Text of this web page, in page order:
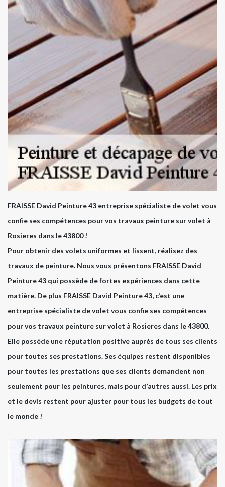
FRAISSE David Peinture 43 entreprise spécialiste de volet vous
confie ses compétences pour vos travaux peinture sur volet à
Rosieres dans le 43800 !
Pour obtenir des volets uniformes et lissent, réalisez des
travaux de peinture. Nous vous présentons FRAISSE David
Peinture 43 qui possède de fortes expériences dans cette
matière. De plus FRAISSE David Peinture 43, c’est une
entreprise spécialiste de volet vous confie ses compétences
pour vos travaux peinture sur volet à Rosieres dans le 43800.
Elle possède une réputation positive auprès de tous ses clients
pour toutes ses prestations. Ses équipes restent disponibles
pour toutes les prestations que ses clients demandent non
seulement pour les peintures, mais pour d’autres aussi. Les prix
et le devis restent pour ajuster pour tous les budgets de tout
le monde !